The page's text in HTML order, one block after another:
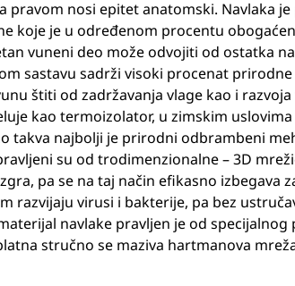
nosi epitet anatomski. Navlaka
koje je u određenom procentu
vuneni deo može odvojiti od ostatka
sastavu sadrži visoki procenat
štiti od zadržavanja vlage kao i
kao termoizolator, u zimskim
takva najbolji je prirodni odbrambeni
su od trodimenzionalne – 3D
pa se na taj način efikasno izbegava
razvijaju virusi i bakterije, pa bez
navlake pravljen je od
stručno se maziva hartmanova